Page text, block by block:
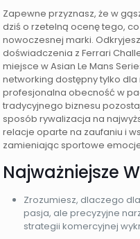
Zapewne przyznasz, że w
dziś o rzetelną ocenę tego,
nowoczesnej marki.
doświadczenia z Ferrari
miejsce w Asian Le Mans
networking dostępny tylko dla
profesjonalna obecność w
tradycyjnego biznesu
sposób rywalizacja na
relacje oparte na zaufaniu i
zamieniając sportowe
Najważniejsze
Zrozumiesz, dlaczego
pasja, ale precyzyjne
strategii komercyjnej